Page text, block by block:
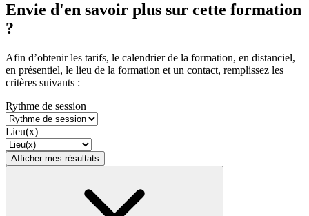
Envie d'en savoir plus sur cette formation
?
Afin d’obtenir les tarifs, le calendrier de la formation, en distanciel,
en présentiel, le lieu de la formation et un contact, remplissez les
critères suivants :
Rythme de session
Lieu(x)
Afficher mes résultats